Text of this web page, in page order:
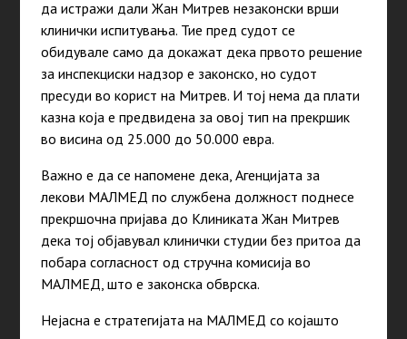
да истражи дали Жан Митрев незаконски врши
клинички испитувања. Тие пред судот се
обидувале само да докажат дека првото решение
за инспекциски надзор е законско, но судот
пресуди во корист на Митрев. И тој нема да плати
казна која е предвидена за овој тип на прекршик
во висина од 25.000 до 50.000 евра.
Важно е да се напомене дека, Агенцијата за
лекови МАЛМЕД по службена должност поднесе
прекршочна пријава до Клиниката Жан Митрев
дека тој објавувал клинички студии без притоа да
побара согласност од стручна комисија во
МАЛМЕД, што е законска обврска.
Нејасна е стратегијата на МАЛМЕД со којашто